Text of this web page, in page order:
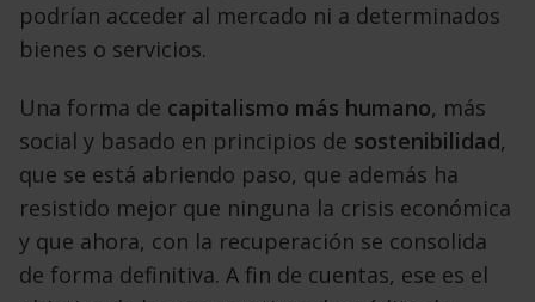
podrían acceder al mercado ni a determinados
bienes o servicios.
Una forma de capitalismo más humano, más
social y basado en principios de sostenibilidad,
que se está abriendo paso, que además ha
resistido mejor que ninguna la crisis económica
y que ahora, con la recuperación se consolida
de forma definitiva. A fin de cuentas, ese es el